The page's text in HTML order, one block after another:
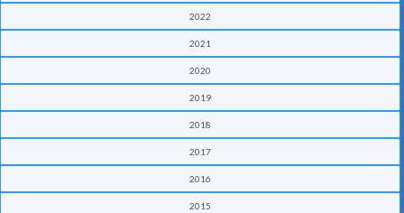
2022
2021
2020
2019
2018
2017
2016
2015